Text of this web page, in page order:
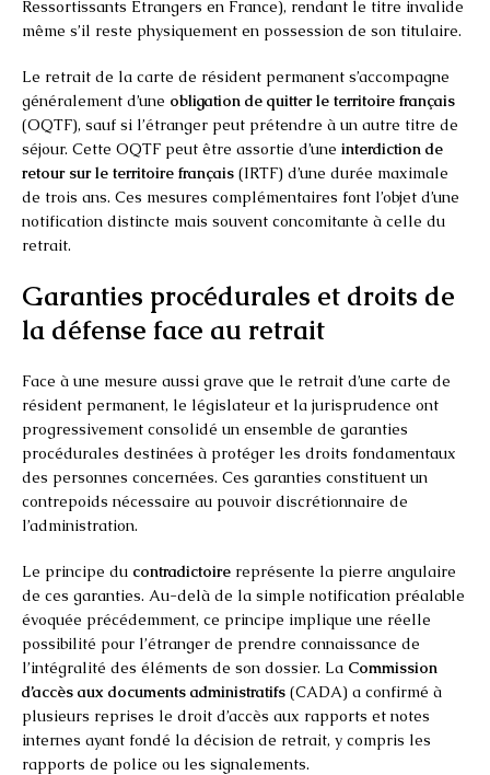
Ressortissants Étrangers en France), rendant le titre invalide
même s’il reste physiquement en possession de son titulaire.
Le retrait de la carte de résident permanent s’accompagne
généralement d’une obligation de quitter le territoire français
(OQTF), sauf si l’étranger peut prétendre à un autre titre de
séjour. Cette OQTF peut être assortie d’une interdiction de
retour sur le territoire français (IRTF) d’une durée maximale
de trois ans. Ces mesures complémentaires font l’objet d’une
notification distincte mais souvent concomitante à celle du
retrait.
Garanties procédurales et droits de
la défense face au retrait
Face à une mesure aussi grave que le retrait d’une carte de
résident permanent, le législateur et la jurisprudence ont
progressivement consolidé un ensemble de garanties
procédurales destinées à protéger les droits fondamentaux
des personnes concernées. Ces garanties constituent un
contrepoids nécessaire au pouvoir discrétionnaire de
l’administration.
Le principe du contradictoire représente la pierre angulaire
de ces garanties. Au-delà de la simple notification préalable
évoquée précédemment, ce principe implique une réelle
possibilité pour l’étranger de prendre connaissance de
l’intégralité des éléments de son dossier. La Commission
d’accès aux documents administratifs (CADA) a confirmé à
plusieurs reprises le droit d’accès aux rapports et notes
internes ayant fondé la décision de retrait, y compris les
rapports de police ou les signalements.